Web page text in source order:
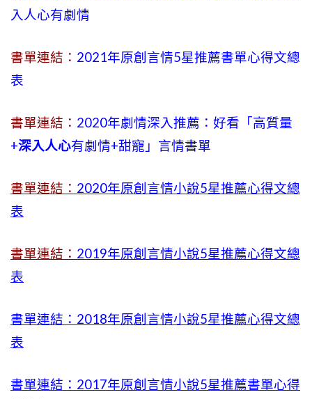
入人心有劇情
書單連結： 2021年原創言情5星推薦書單心得文總
表
書單連結： 2020年劇情深入推薦：好看「高質量
+深入人心有劇情+甜寵」言情書單
書單連結： 2020年原創言情小說5星推薦心得文總
表
書單連結： 2019年原創言情小說5星推薦心得文總
表
書單連結：2018年原創言情小說5星推薦心得文總
表
書單連結：2017年原創言情小說5星推薦書單心得